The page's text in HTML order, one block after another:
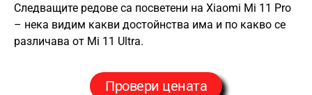
Следващите редове са посветени на Xiaomi Mi 11 Pro
– нека видим какви достойнства има и по какво се
различава от Mi 11 Ultra.
Провери цената